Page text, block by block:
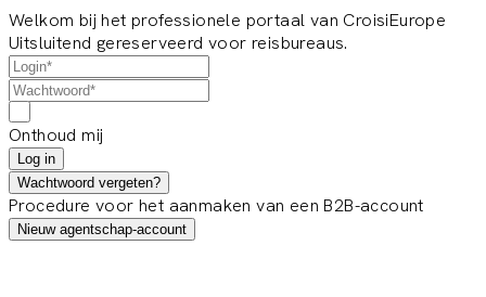
Welkom bij het professionele portaal van CroisiEurope
Uitsluitend gereserveerd voor reisbureaus.
Onthoud mij
Log in
Wachtwoord vergeten?
Procedure voor het aanmaken van een B2B-account
Nieuw agentschap-account